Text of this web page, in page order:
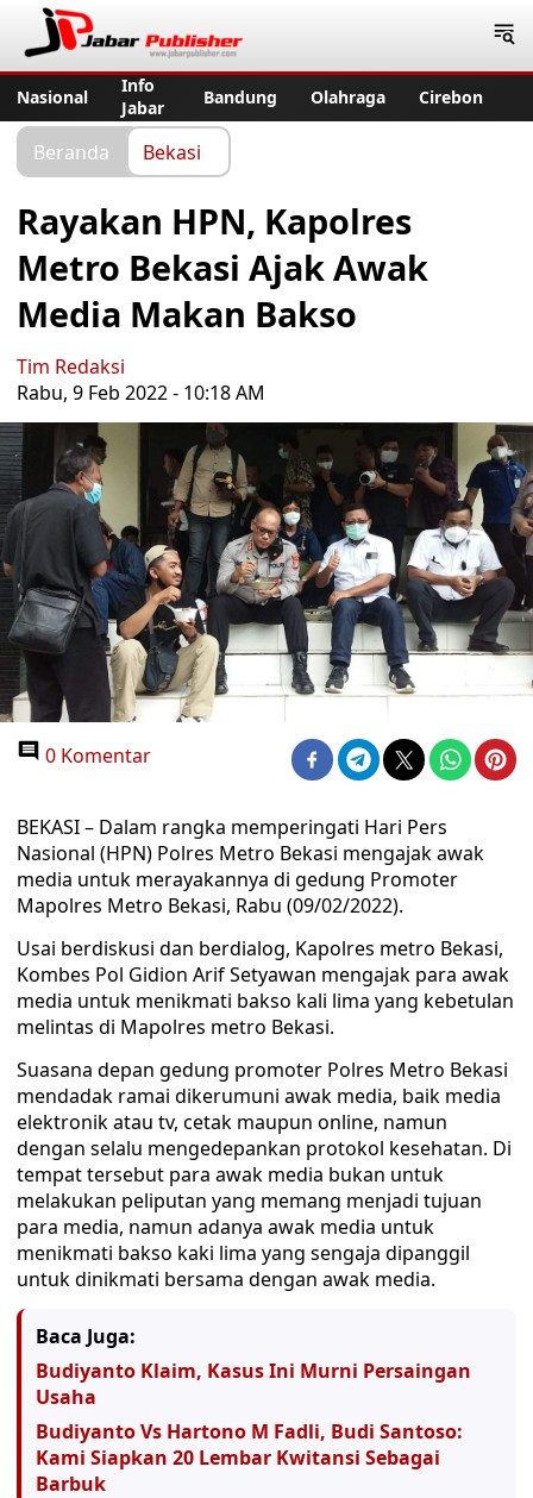
Nasional
Info
Jabar
Bandung Olahraga Cirebon
Beranda Bekasi
Rayakan HPN, Kapolres
Metro Bekasi Ajak Awak
Media Makan Bakso
Tim Redaksi
Rabu, 9 Feb 2022 - 10:18 AM
0 Komentar
BEKASI – Dalam rangka memperingati Hari Pers
Nasional (HPN) Polres Metro Bekasi mengajak awak
media untuk merayakannya di gedung Promoter
Mapolres Metro Bekasi, Rabu (09/02/2022).
Usai berdiskusi dan berdialog, Kapolres metro Bekasi,
Kombes Pol Gidion Arif Setyawan mengajak para awak
media untuk menikmati bakso kali lima yang kebetulan
melintas di Mapolres metro Bekasi.
Suasana depan gedung promoter Polres Metro Bekasi
mendadak ramai dikerumuni awak media, baik media
elektronik atau tv, cetak maupun online, namun
dengan selalu mengedepankan protokol kesehatan. Di
tempat tersebut para awak media bukan untuk
melakukan peliputan yang memang menjadi tujuan
para media, namun adanya awak media untuk
menikmati bakso kaki lima yang sengaja dipanggil
untuk dinikmati bersama dengan awak media.
Baca Juga:
Budiyanto Klaim, Kasus Ini Murni Persaingan
Usaha
Budiyanto Vs Hartono M Fadli, Budi Santoso:
Kami Siapkan 20 Lembar Kwitansi Sebagai
Barbuk